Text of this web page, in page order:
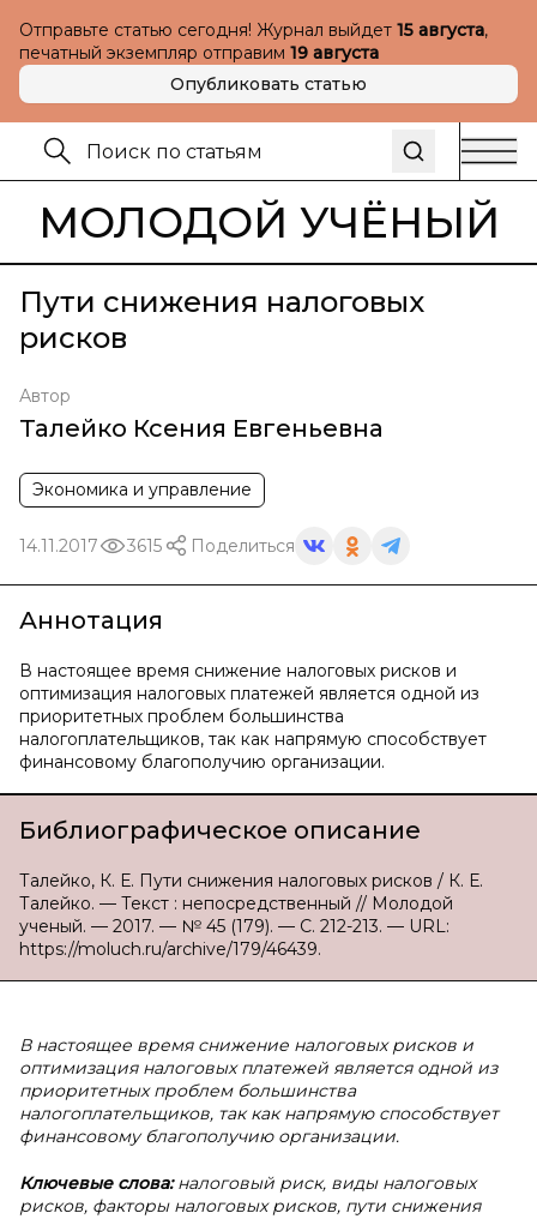
Отправьте статью сегодня! Журнал выйдет 15 августа,
печатный экземпляр отправим 19 августа
Опубликовать статью
МОЛОДОЙ УЧЁНЫЙ
Пути снижения налоговых
рисков
Автор
Талейко Ксения Евгеньевна
Экономика и управление
14.11.2017 3615 Поделиться
Аннотация
В настоящее время снижение налоговых рисков и
оптимизация налоговых платежей является одной из
приоритетных проблем большинства
налогоплательщиков, так как напрямую способствует
финансовому благополучию организации.
Библиографическое описание
Талейко, К. Е. Пути снижения налоговых рисков / К. Е.
Талейко. — Текст : непосредственный // Молодой
ученый. — 2017. — № 45 (179). — С. 212-213. — URL:
https://moluch.ru/archive/179/46439.
В настоящее время снижение налоговых рисков и
оптимизация налоговых платежей является одной из
приоритетных проблем большинства
налогоплательщиков, так как напрямую способствует
финансовому благополучию организации.
Ключевые слова:налоговый риск, виды налоговых
рисков, факторы налоговых рисков, пути снижения